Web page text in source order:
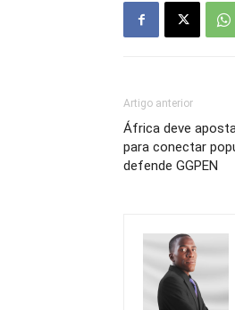
Artigo anterior
África deve
para conectar
defende GGPEN